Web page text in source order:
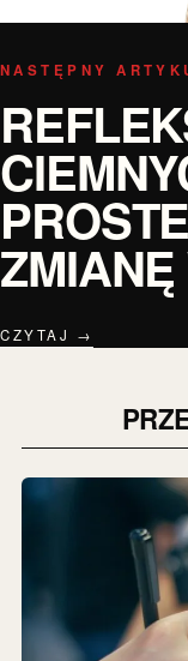
NASTĘPNY
CZYTAJ →